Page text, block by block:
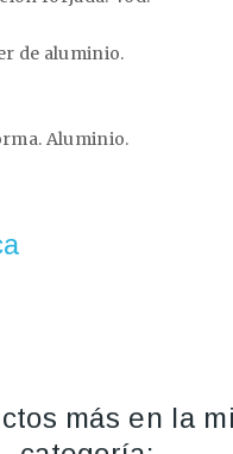
de aluminio.
Aluminio.
más en la